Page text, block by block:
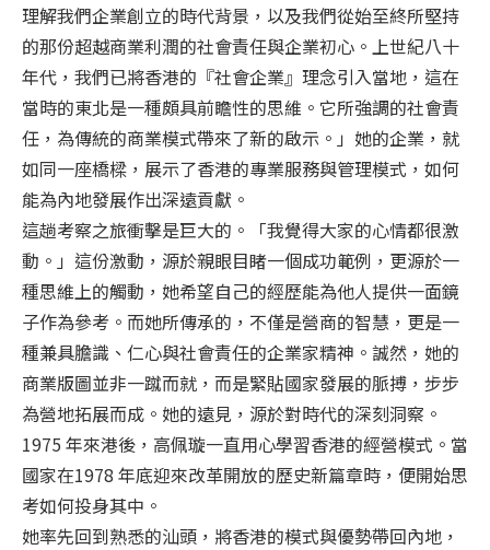
理解我們企業創立的時代背景，以及我們從始至終所堅持
的那份超越商業利潤的社會責任與企業初心。上世紀八十
年代，我們已將香港的『社會企業』理念引入當地，這在
當時的東北是一種頗具前瞻性的思維。它所強調的社會責
任，為傳統的商業模式帶來了新的啟示。」她的企業，就
如同一座橋樑，展示了香港的專業服務與管理模式，如何
能為內地發展作出深遠貢獻。
這趟考察之旅衝擊是巨大的。「我覺得大家的心情都很激
動。」這份激動，源於親眼目睹一個成功範例，更源於一
種思維上的觸動，她希望自己的經歷能為他人提供一面鏡
子作為參考。而她所傳承的，不僅是營商的智慧，更是一
種兼具膽識、仁心與社會責任的企業家精神。誠然，她的
商業版圖並非一蹴而就，而是緊貼國家發展的脈搏，步步
為營地拓展而成。她的遠見，源於對時代的深刻洞察。
1975 年來港後，高佩璇一直用心學習香港的經營模式。當
國家在1978 年底迎來改革開放的歷史新篇章時，便開始思
考如何投身其中。
她率先回到熟悉的汕頭，將香港的模式與優勢帶回內地，